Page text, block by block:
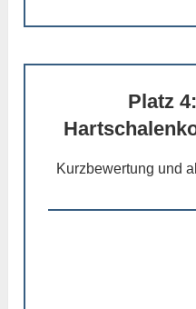
Platz
Kurzbewertung und